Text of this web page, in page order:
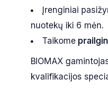
Įrenginiai
nuotekų iki 6 mėn.
Taikome
BIOMAX
kvalifikacijos